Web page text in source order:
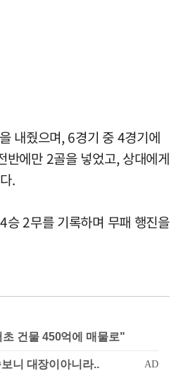
내줬으며, 6경기 중 4경기에
반에만 2골을 넣었고, 상대에게
.
승 2무를 기록하며 무패 행진을
건물 450억에 매물로"